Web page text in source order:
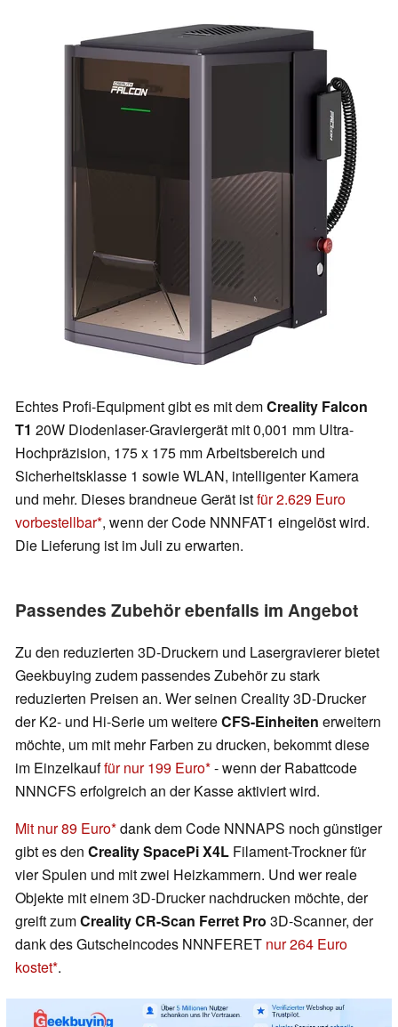
Echtes Profi-Equipment gibt es mit demCreality Falcon
T1 20W Diodenlaser-Graviergerät mit 0,001 mm Ultra-
Hochpräzision, 175 x 175 mm Arbeitsbereich und
Sicherheitsklasse 1 sowie WLAN, intelligenter Kamera
und mehr. Dieses brandneue Gerät istfür 2.629 Euro
vorbestellbar , wenn der Code NNNFAT1 eingelöst wird.
Die Lieferung ist im Juli zu erwarten.
Passendes Zubehör ebenfalls im Angebot
Zu den reduzierten 3D-Druckern und Lasergravierer bietet
Geekbuying zudem passendes Zubehör zu stark
reduzierten Preisen an. Wer seinen Creality 3D-Drucker
der K2- und Hi-Serie um weitereCFS-Einheiten erweitern
möchte, um mit mehr Farben zu drucken, bekommt diese
im Einzelkauffür nur 199 Euro - wenn der Rabattcode
NNNCFS erfolgreich an der Kasse aktiviert wird.
Mit nur 89 Euro dank dem Code NNNAPS noch günstiger
gibt es den Creality SpacePi X4L Filament-Trockner für
vier Spulen und mit zwei Heizkammern. Und wer reale
Objekte mit einem 3D-Drucker nachdrucken möchte, der
greift zumCreality CR-Scan Ferret Pro 3D-Scanner, der
dank des Gutscheincodes NNNFERET nur 264 Euro
kostet .